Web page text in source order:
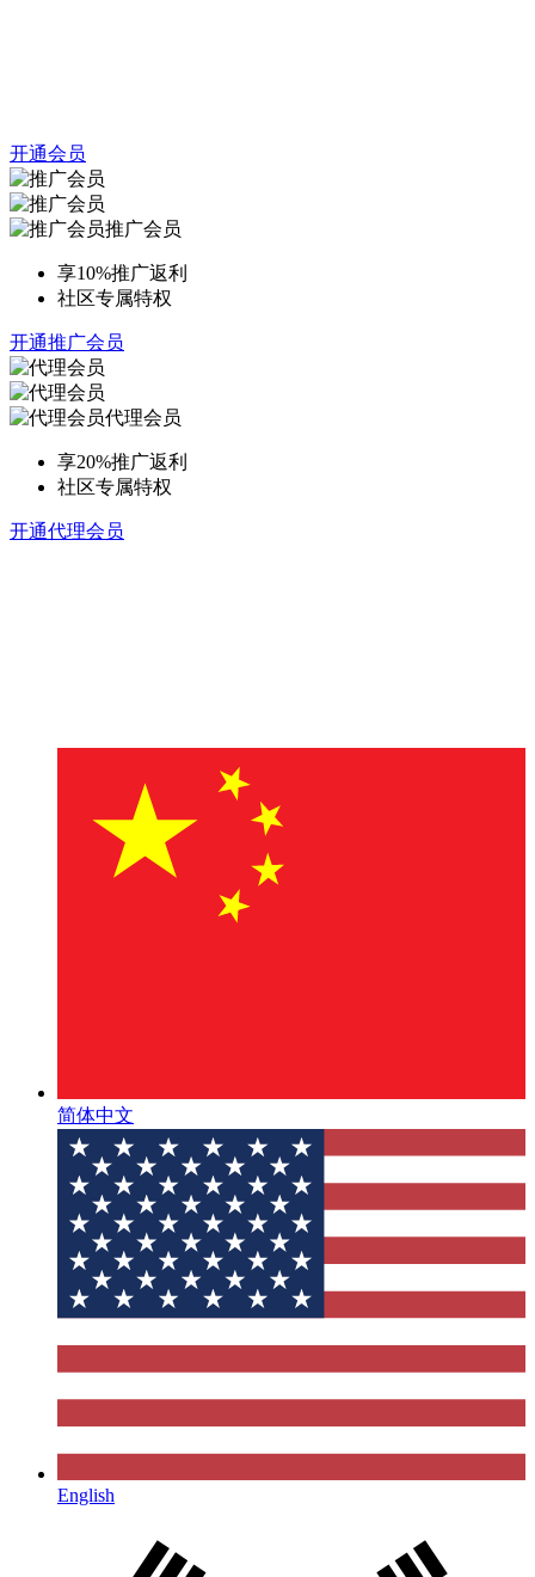
开通会员
推广会员
享10%推广返利
社区专属特权
开通推广会员
代理会员
享20%推广返利
社区专属特权
开通代理会员
简体中文
English